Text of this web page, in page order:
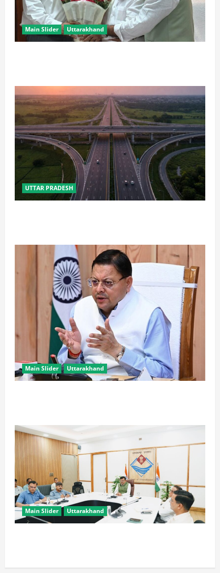
Main Slider Uttarakhand
UTTAR PRADESH
Main Slider Uttarakhand
Main Slider Uttarakhand